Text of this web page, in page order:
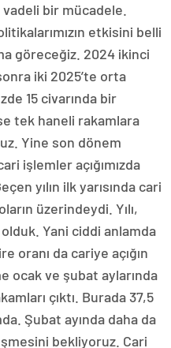
bir mücadele.
etkisini belli
göreceğiz. 2024 ikinci
iki 2025’te orta
15 civarında bir
tek haneli rakamlara
Yine son dönem
işlemler açığımızda
yılın ilk yarısında cari
üzerindeydi. Yılı,
Yani ciddi anlamda
oranı da cariye açığın
ocak ve şubat aylarında
çıktı. Burada 37,5
Şubat ayında daha da
bekliyoruz. Cari